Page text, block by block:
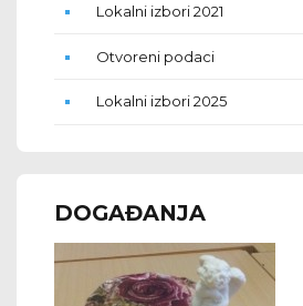
Lokalni izbori 2021
Otvoreni podaci
Lokalni izbori 2025
DOGAĐANJA